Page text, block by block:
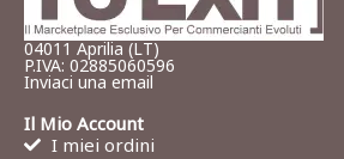
04011 Aprilia (LT)
P.IVA: 02885060596
Inviaci una email
Il Mio Account
I miei ordini